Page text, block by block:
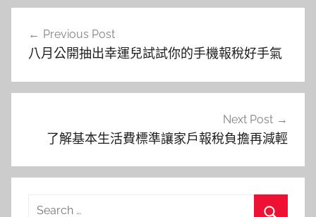
覽
Previous Post
八月公開抽出幸運兒試試你的手機報稅好手氣
Next Post
了解基本生活費標準讓家戶報稅負擔再減輕
Search